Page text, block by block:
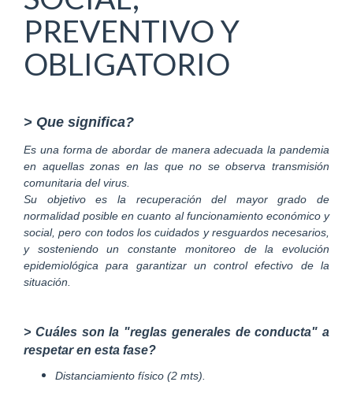
PREVENTIVO Y
OBLIGATORIO
> Que significa?
Es una forma de abordar de manera adecuada la pandemia
en aquellas zonas en las que no se observa transmisión
comunitaria del virus.
Su objetivo es la recuperación del mayor grado de
normalidad posible en cuanto al funcionamiento económico y
social, pero con todos los cuidados y resguardos necesarios,
y sosteniendo un constante monitoreo de la evolución
epidemiológica para garantizar un control efectivo de la
situación.
> Cuáles son la "reglas generales de conducta" a
respetar en esta fase?
Distanciamiento físico (2 mts).